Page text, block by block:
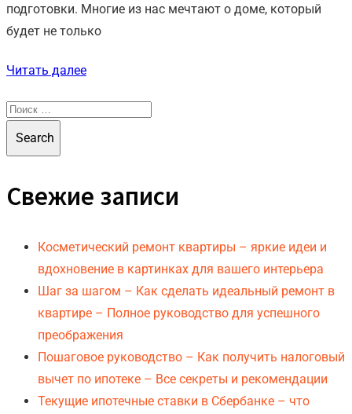
подготовки. Многие из нас мечтают о доме, который
будет не только
Читать далее
Search
Свежие записи
Косметический ремонт квартиры – яркие идеи и
вдохновение в картинках для вашего интерьера
Шаг за шагом – Как сделать идеальный ремонт в
квартире – Полное руководство для успешного
преображения
Пошаговое руководство – Как получить налоговый
вычет по ипотеке – Все секреты и рекомендации
Текущие ипотечные ставки в Сбербанке – что